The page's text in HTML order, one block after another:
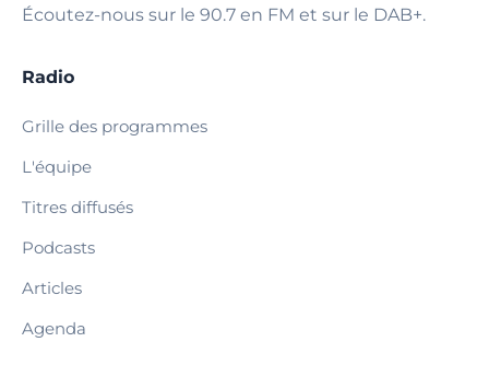
Écoutez-nous sur le 90.7 en FM et sur le DAB+.
Radio
Grille des programmes
L'équipe
Titres diffusés
Podcasts
Articles
Agenda